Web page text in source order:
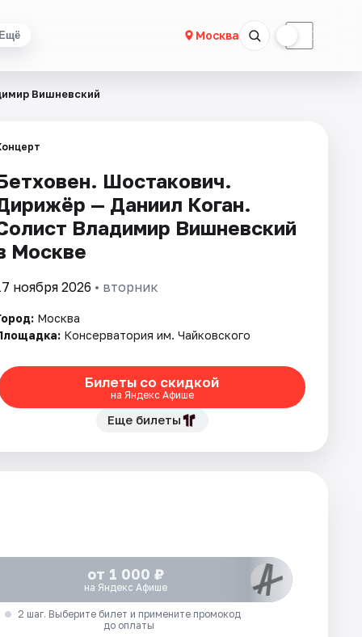
Ещё Москва ☾
Вишневский
Шостакович.
— Даниил Коган.
Владимир Вишневский
Москве
ноября 2026 • вторник
Москва
Консерватория им. Чайковского
Билеты со скидкой
на Яндекс Афише
Еще билеты
от 1 000 ₽
на Яндекс Афише
2 шаг. Выберите билет и примените промокод
до оплаты